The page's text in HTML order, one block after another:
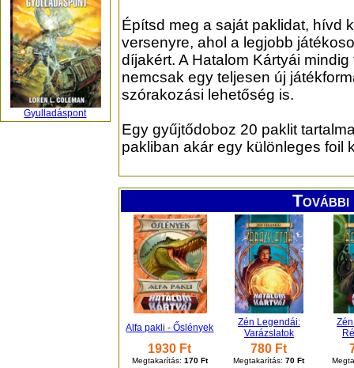
Gyulladáspont
Építsd meg a saját paklidat, hívd
versenyre, ahol a legjobb
díjakért. A Hatalom Kártyái
nemcsak egy teljesen új
szórakozási lehetőség is.
Egy gyűjtődoboz 20 paklit
pakliban akár egy különleges foil
Alfa pakli - Őslények
Zén Legendái:
Varázslatok
1930 Ft
Megtakarítás: 170 Ft
780 Ft
Megtakarítás:70 Ft